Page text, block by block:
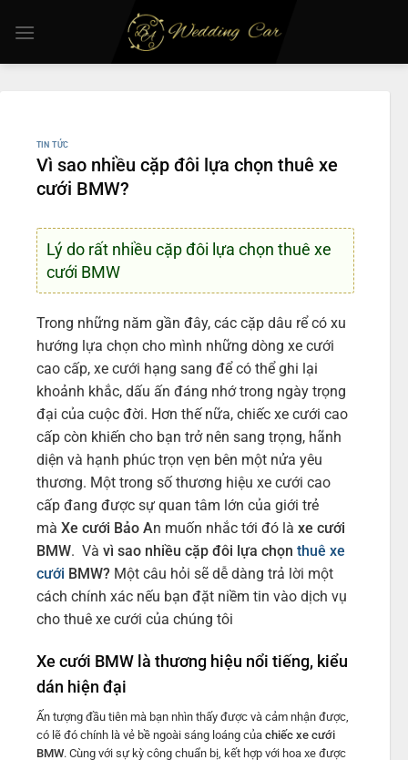
đến
TIN TỨC
Vì sao nhiều cặp đôi lựa chọn thuê xe
cưới BMW?
Lý do rất nhiều cặp đôi lựa chọn thuê xe
cưới BMW
Trong những năm gần đây, các cặp dâu rể có xu
hướng lựa chọn cho mình những dòng xe cưới
cao cấp, xe cưới hạng sang để có thể ghi lại
khoảnh khắc, dấu ấn đáng nhớ trong ngày trọng
đại của cuộc đời. Hơn thế nữa, chiếc xe cưới cao
cấp còn khiến cho bạn trở nên sang trọng, hãnh
diện và hạnh phúc trọn vẹn bên một nửa yêu
thương. Một trong số thương hiệu xe cưới cao
cấp đang được sự quan tâm lớn của giới trẻ
mà Xe cưới Bảo An muốn nhắc tới đó là xe cưới
BMW. Và vì sao nhiều cặp đôi lựa chọn thuê xe
cưới BMW?Một câu hỏi sẽ dễ dàng trả lời một
cách chính xác nếu bạn đặt niềm tin vào dịch vụ
cho thuê xe cưới của chúng tôi
Xe cưới BMW là thương hiệu nổi tiếng, kiểu
dán hiện đại
Ấn tượng đầu tiên mà bạn nhìn thấy được và cảm nhận được,
có lẽ đó chính là vẻ bề ngoài sáng loáng của chiếc xe cưới
BMW. Cùng với sự kỳ công chuẩn bị, kết hợp với hoa xe được